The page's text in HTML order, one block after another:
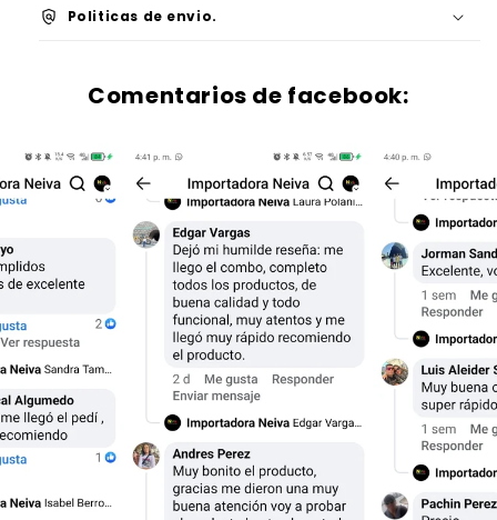
policy Politicas de envio.
Comentarios de facebook: